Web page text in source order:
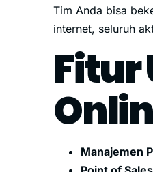
Tim Anda bisa
internet, seluruh
Fitur
Manajemen